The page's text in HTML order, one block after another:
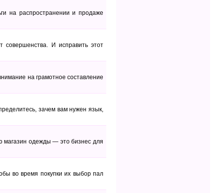
на распространении и продаже
совершенства. И исправить этот
на грамотное составление
зачем вам нужен язык,
магазин одежды — это бизнес для
во время покупки их выбор пал